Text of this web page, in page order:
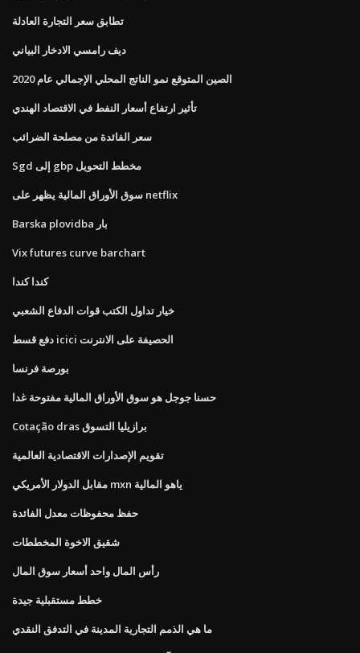
تطابق سعر التجارة العادلة
ديف رامسي الادخار البياني
الصين المتوقع نمو الناتج المحلي الإجمالي عام 2020
تأثير ارتفاع أسعار النفط في الاقتصاد الهندي
سعر الفائدة من مصلحة الضرائب
Sgd إلى gbp مخطط التحويل
سوق الأوراق المالية يظهر على netflix
Barska plovidba بار
Vix futures curve barchart
كندا كندا
خيار تداول الكتب قوات الدفاع الشعبي
دفع قسط icici الحصيفة على الانترنت
بورصة فرنسا
حسنا جوجل هو سوق الأوراق المالية مفتوحة غدا
Cotação dras برازيليا التسوق
تقويم الإصدارات الاقتصادية العالمية
مقابل الدولار الأمريكي mxn ياهو المالية
حفظ محفوظات معدل الفائدة
شقيق الاخوة المخططات
رأس المال واحد أسعار سوق المال
خطط مستقبلية جيدة
ما هي الذمم التجارية المدينة في التدفق النقدي